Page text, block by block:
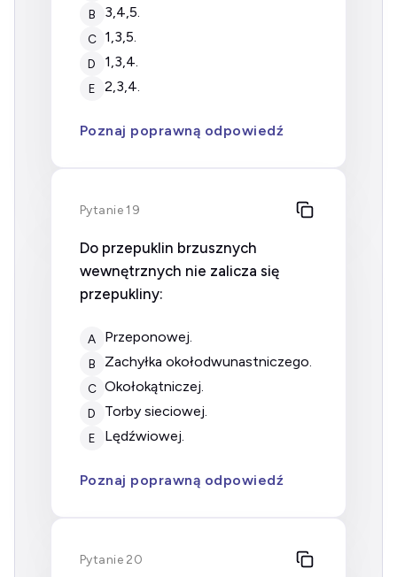
B 3,4,5.
C 1,3,5.
D 1,3,4.
E 2,3,4.
Poznaj poprawną odpowiedź
Pytanie 19
Do przepuklin brzusznych
wewnętrznych nie zalicza się
przepukliny:
A przeponowej.
B zachyłka okołodwunastniczego.
C okołokątniczej.
D torby sieciowej.
E lędźwiowej.
Poznaj poprawną odpowiedź
Pytanie 20